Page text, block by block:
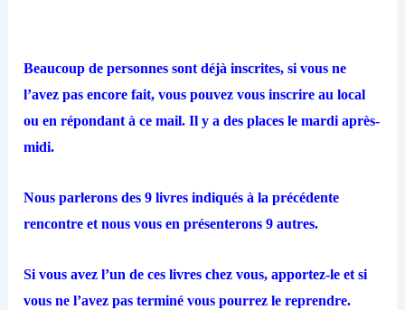
Beaucoup de personnes sont déjà inscrites, si vous ne
l’avez pas encore fait, vous pouvez vous inscrire au local
ou en répondant à ce mail. Il y a des places le mardi après-
midi.
Nous parlerons des 9 livres indiqués à la précédente
rencontre et nous vous en présenterons 9 autres.
Si vous avez l’un de ces livres chez vous, apportez-le et si
vous ne l’avez pas terminé vous pourrez le reprendre.